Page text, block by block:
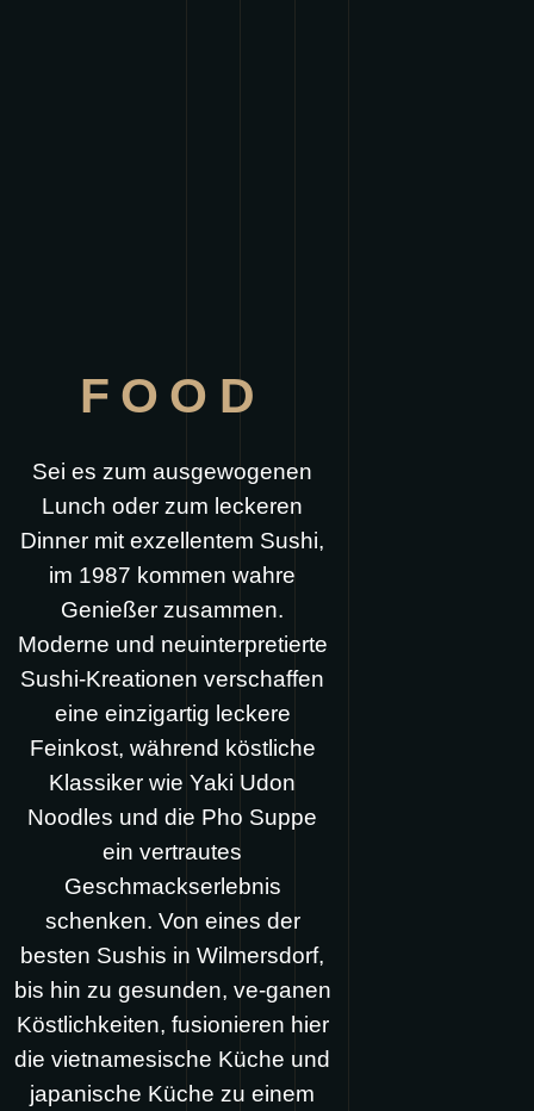
FOOD
Sei es zum ausgewogenen
Lunch oder zum leckeren
Dinner mit exzellentem Sushi,
im 1987 kommen wahre
Genießer zusammen.
Moderne und neuinterpretierte
Sushi-Kreationen verschaffen
eine einzigartig leckere
Feinkost, während köstliche
Klassiker wie Yaki Udon
Noodles und die Pho Suppe
ein vertrautes
Geschmackserlebnis
schenken. Von eines der
besten Sushis in Wilmersdorf,
bis hin zu gesunden, ve-ganen
Köstlichkeiten, fusionieren hier
die vietnamesische Küche und
japanische Küche zu einem